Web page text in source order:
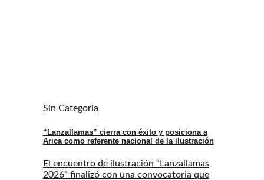
Sin Categoria
“Lanzallamas” cierra con éxito y posiciona a
Arica como referente nacional de la ilustración
El encuentro de ilustración “Lanzallamas
2026” finalizó con una convocatoria que